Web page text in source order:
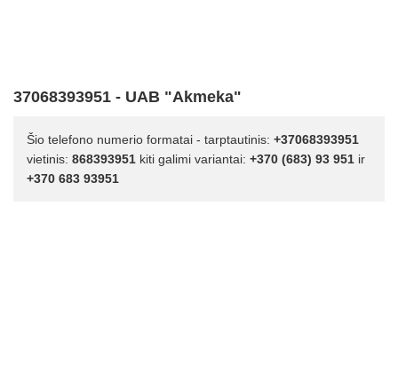
37068393951 - UAB "Akmeka"
Šio telefono numerio formatai - tarptautinis: +37068393951
vietinis: 868393951 kiti galimi variantai: +370 (683) 93 951 ir
+370 683 93951